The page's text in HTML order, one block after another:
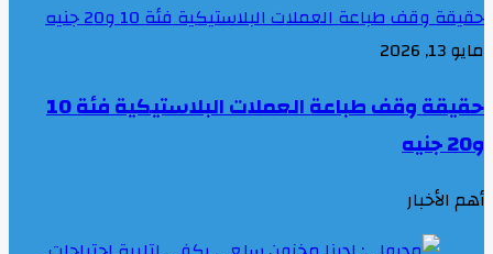
حقيقة وقف طباعة العملات البلاستيكية فئة 10 و20 جنيه
مايو 13, 2026
حقيقة وقف طباعة العملات البلاستيكية فئة 10
و20 جنيه
أهم الأخبار